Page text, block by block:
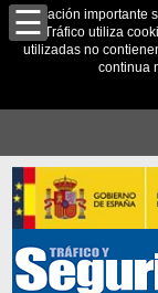
Información importante
de Tráfico utiliza
utilizadas no
continua